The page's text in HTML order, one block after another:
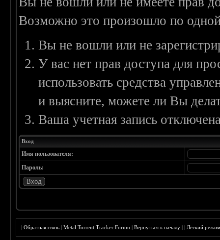
Возможно это произошло по
Вы не вошли или не
У вас нет прав доступа для
использовать средства
и выясните, можете ли Вы
Ваша учетная запись
Вход
Имя пользователя:
Пароль:
|Обратная связь |Metal Torrent Tracker Forum |Вернуться к началу ||Лёгкий